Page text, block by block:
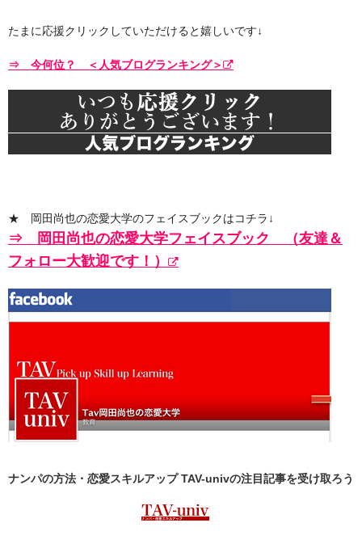
たまに応援クリックしていただけると嬉しいです↓
⇒ 今何位？ ＜人気ブログランキング＞
★ 岡田尚也の恋愛大学のフェイスブックはコチラ↓
⇒ 岡田尚也の恋愛大学フェイスブック （友達＆
フォロー大歓迎です！）
ナンパの方法・恋愛スキルアップ TAV-univの注目記事を受け取ろう